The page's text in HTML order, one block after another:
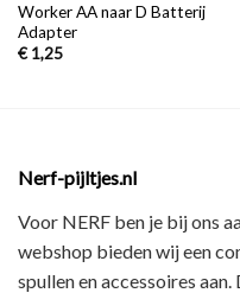
Worker AA naar D Batterij
Adapter
€1,25
Nerf-pijltjes.nl
Voor NERF ben je bij ons
webshop bieden wij een
spullen en accessoires